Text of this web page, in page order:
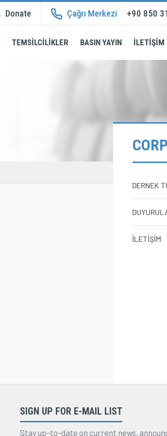
Donate Çağrı Merkezi +90 850
TEMSİLCİLİKLER BASIN YAYIN İLETİŞİM
Membership
DERNEK
İLETİŞİM
SIGN UP FOR E-MAIL LIST
Stay up-to-date on current news,